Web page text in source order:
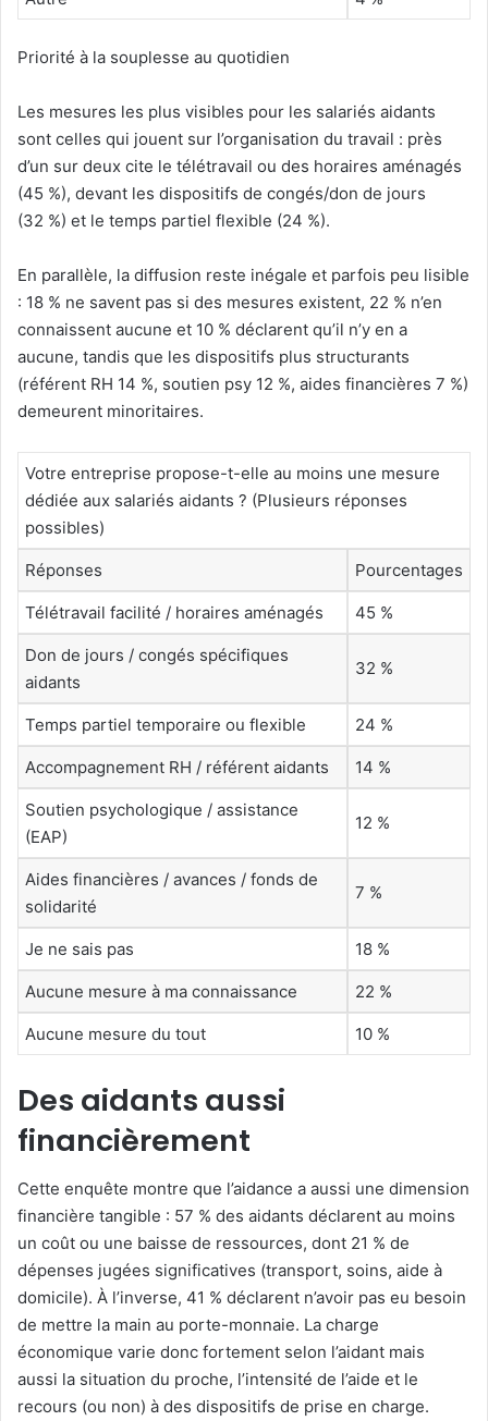
Priorité à la souplesse au quotidien
Les mesures les plus visibles pour les salariés aidants
sont celles qui jouent sur l’organisation du travail : près
d’un sur deux cite le télétravail ou des horaires aménagés
(45 %), devant les dispositifs de congés/don de jours
(32 %) et le temps partiel flexible (24 %).
En parallèle, la diffusion reste inégale et parfois peu lisible
: 18 % ne savent pas si des mesures existent, 22 % n’en
connaissent aucune et 10 % déclarent qu’il n’y en a
aucune, tandis que les dispositifs plus structurants
(référent RH 14 %, soutien psy 12 %, aides financières 7 %)
demeurent minoritaires.
Votre entreprise propose-t-elle au moins une mesure
dédiée aux salariés aidants ? (Plusieurs réponses
possibles)
Réponses Pourcentages
Télétravail facilité / horaires aménagés 45 %
Don de jours / congés spécifiques
aidants
32 %
Temps partiel temporaire ou flexible 24 %
Accompagnement RH / référent aidants 14 %
Soutien psychologique / assistance
(EAP)
12 %
Aides financières / avances / fonds de
solidarité
7 %
Je ne sais pas 18 %
Aucune mesure à ma connaissance 22 %
Aucune mesure du tout 10 %
Des aidants aussi
financièrement
Cette enquête montre que l’aidance a aussi une dimension
financière tangible : 57 % des aidants déclarent au moins
un coût ou une baisse de ressources, dont 21 % de
dépenses jugées significatives (transport, soins, aide à
domicile). À l’inverse, 41 % déclarent n’avoir pas eu besoin
de mettre la main au porte-monnaie. La charge
économique varie donc fortement selon l’aidant mais
aussi la situation du proche, l’intensité de l’aide et le
recours (ou non) à des dispositifs de prise en charge.